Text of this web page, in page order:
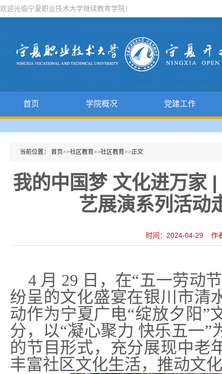
欢迎光临宁夏职业技术大学继续教育学院！
首页 学院概况 党建工作
当前位置： 首页>>社区教育>>社区教育>>正文
我的中国梦 文化进万家
艺展演系列活动
时间：2024-04-29 作
4 月 29 日，在“五一劳动
纷呈的文化盛宴在银川市清
动作为宁夏广电“绽放夕阳”
分，以“凝心聚力 快乐五一
的节目形式，充分展现中老
丰富社区文化生活，推动文